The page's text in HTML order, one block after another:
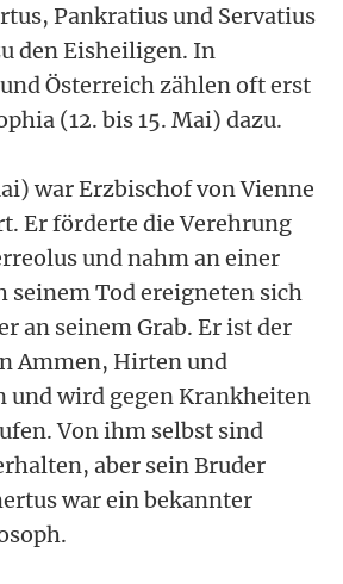
Pankratius und Servatius
den Eisheiligen. In
Österreich zählen oft erst
(12. bis 15. Mai) dazu.
war Erzbischof von Vienne
Er förderte die Verehrung
und nahm an einer
seinem Tod ereigneten sich
an seinem Grab. Er ist der
Ammen, Hirten und
und wird gegen Krankheiten
Von ihm selbst sind
aber sein Bruder
war ein bekannter